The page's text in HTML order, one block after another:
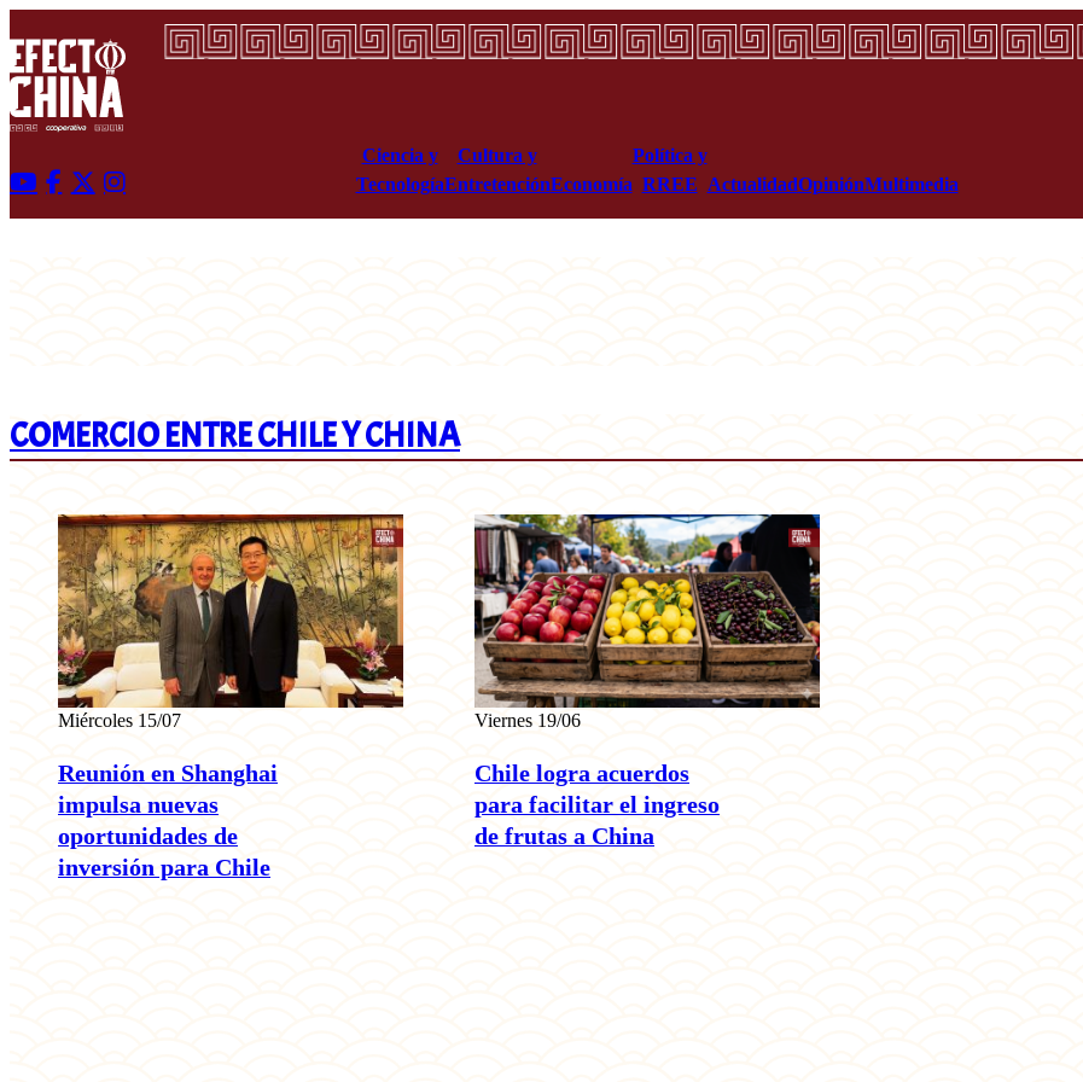
Ciencia y
Tecnología
Cultura y
EntretenciónEconomía
Política y
RREE ActualidadOpiniónMultimedia
COMERCIO ENTRE CHILE Y CHINA
Miércoles 15/07
Reunión en Shanghai
impulsa nuevas
oportunidades de
inversión para Chile
Viernes 19/06
Chile logra acuerdos
para facilitar el ingreso
de frutas a China